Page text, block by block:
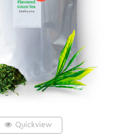
Quickview